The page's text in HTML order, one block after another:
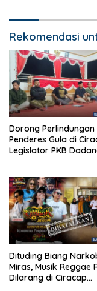
Rekomendasi
Dorong Perlindungan
Penderes Gula di
Legislator PKB
Ketenagakerjaan
Dituding Biang
Miras, Musik Reggae
Dilarang di Ciracap